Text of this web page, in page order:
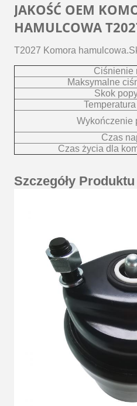
JAKOŚĆ OEM
HAMULCOWA
T2027 Komora
Ciśnienie
Maksymalne
Skok
Wykończenie
Czas
Czas życia dla
Szczegóły Produktu